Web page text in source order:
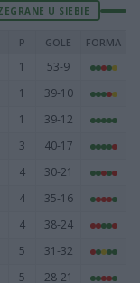
U SIEBIE
P GOLE FORMA
1
53-9
1
39-10
1
39-12
3
40-17
4
30-21
4
35-16
4
38-24
5
31-32
5 28-21